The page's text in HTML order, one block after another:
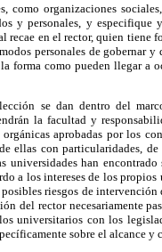
como organizaciones
y personales, y
recae en el rector, quien tiene
personales de gobernar
forma como pueden llegar a
se dan dentro del
la facultad y
orgánicas aprobadas por los
ellas con particularidades,
universidades han
a los intereses de los
riesgos de
del rector necesariamente
universitarios con los
sobre el alcance